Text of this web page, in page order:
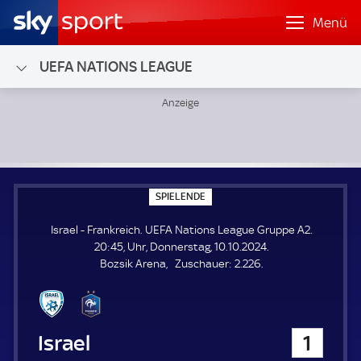
Menü
UEFA NATIONS LEAGUE
SPIELENDE
P
E
E
N
Israel - Frankreich. UEFA Nations League Gruppe A2.
20:45, Uhr, Donnerstag, 10.10.2024.
Bozsik Arena
Zuschauer: Z
2.226.
Israel 1